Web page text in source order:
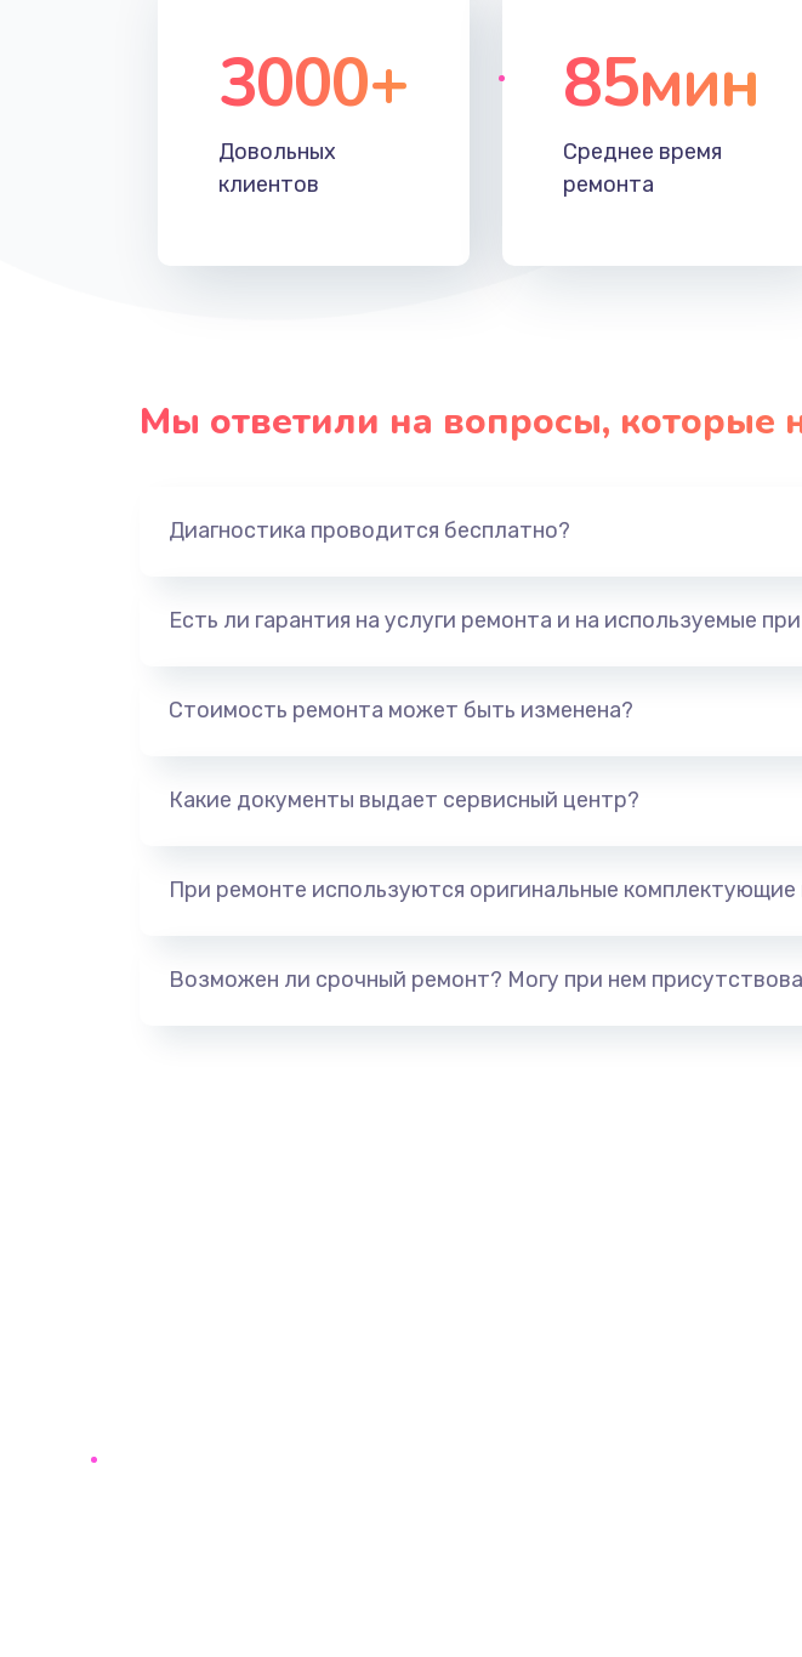
3000+
Довольных
клиентов
85мин
Среднее время
ремонта
Мы ответили на вопросы, которые
Диагностика проводится бесплатно?
Есть ли гарантия на услуги ремонта и на используемые
Стоимость ремонта может быть изменена?
Какие документы выдает сервисный центр?
При ремонте используются оригинальные комплектующие
Возможен ли срочный ремонт? Могу при нем